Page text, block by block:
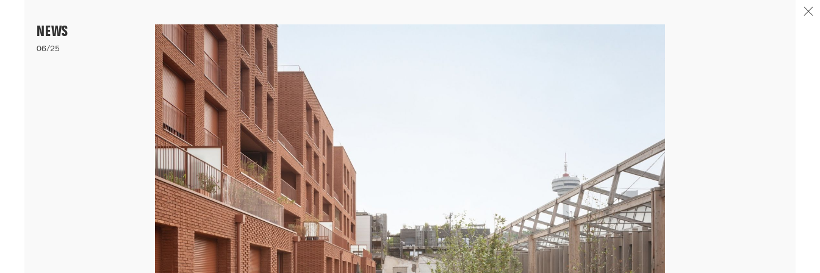
Nos logements bioclimatiques pour les étudiants de l'Université
04/26
INAUGURATION ZANNIER HOTELS BENDOR
Après six ans de présence sur le projet de Renaissance de l'île de
04/26
FIN DE GROS ŒUVRE PORTE DE SAINT-OUEN
Après la livraison de l'immeuble totem en proue sur le
NEWS
06/25